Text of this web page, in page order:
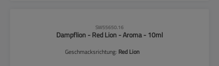
SW55650.16
Dampflion - Red Lion - Aroma - 10ml
Geschmacksrichtung: Red Lion